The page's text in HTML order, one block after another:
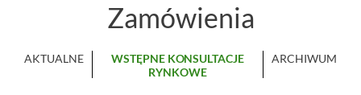
Zamówienia
AKTUALNE
WSTĘPNE KONSULTACJE
RYNKOWE
ARCHIWUM